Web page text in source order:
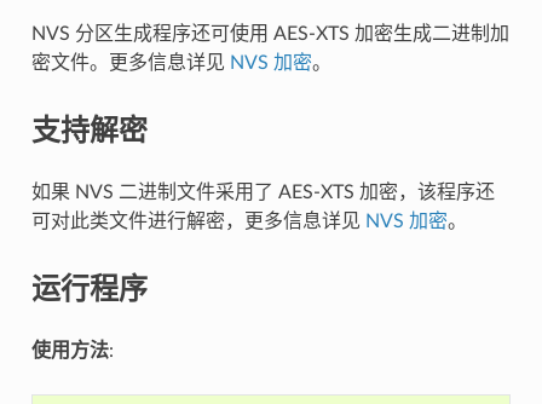
NVS 分区生成程序还可使用 AES-XTS 加密生成二进制加
密文件。更多信息详见 NVS 加密。
支持解密
如果 NVS 二进制文件采用了 AES-XTS 加密，该程序还
可对此类文件进行解密，更多信息详见 NVS 加密。
运行程序
使用方法: